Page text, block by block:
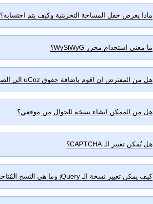
ماذا يعرض حقل المساحة التخزينية وكيف يتم احتسابه؟
ما معنى استخدام محرر WySiWyG؟
هل من المفترض ان اقوم باضافة حقوق uCoz الى الصفحات التي رفعتها من خلال نافذة ادارة الملفات الى موقعي؟
هل من الممكن انشاء نسخة للجوال من موقعي؟
هل يٌمكن تغيير الـ CAPTCHA؟
كيف يمكن تغيير نسخة الـ jQuery وما هي النسخ المٌتاحة؟